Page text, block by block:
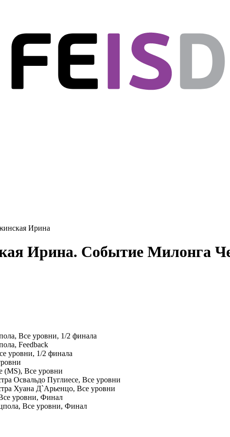
Ирина
Ирина. Событие Милонга
Все уровни, 1/2 финала
Feedback
уровни, 1/2 финала
(MS), Все уровни
Освальдо Пуглиесе, Все уровни
Хуана Д`Арьенцо, Все уровни
уровни, Финал
Все уровни, Финал